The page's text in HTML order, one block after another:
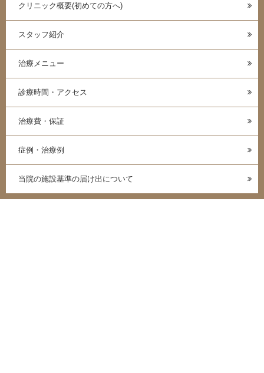
クリニック概要(初めての方へ)
スタッフ紹介
治療メニュー
診療時間・アクセス
治療費・保証
症例・治療例
当院の施設基準の届け出について